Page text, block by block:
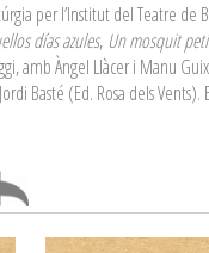
per l’Institut del Teatre
días azules, Un mosquit
Àngel Llàcer i Manu
Basté (Ed. Rosa dels Vents).